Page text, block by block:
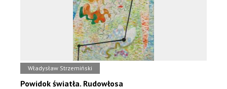
Władysław Strzemiński
Powidok światła. Rudowłosa